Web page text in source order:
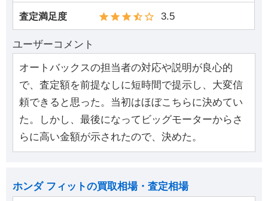
査定満足度 3.5
ユーザーコメント
オートバックスの担当者の対応や説明が良心的
で、査定額を前提なしに短時間で提示し、大変信
頼できると思った。当初はほぼこちらに決めてい
た。しかし、最後になってビッグモーターからさ
らに高い金額が示されたので、決めた。
ホンダ フィットの買取相場・査定相場